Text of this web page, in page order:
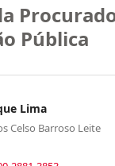
Pública
Lima
Celso Barroso Leite